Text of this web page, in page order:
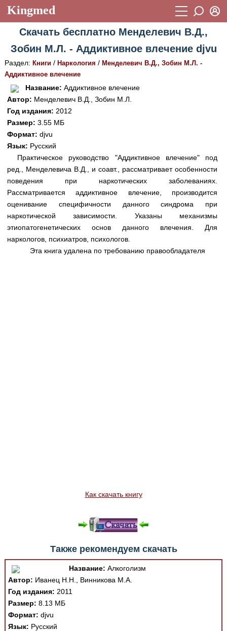
Kingmed
Учебный материал
Видеогалерея 899
Фотогалерея (1906)
Истории болезней
Лекции и презентации
Аккредитационные тесты
Методические рекомендации
Научно-популярное
Статьи
(244)
Медицинская стандартизация
Нормативы экстренной и неотложной помощи
Пароль
Восстановить пароль
Регистрация
Скачать бесплатно Менделевич В.Д.,
Зобин М.Л. - Аддиктивное влечение djvu
Раздел: Книги/ Наркология / Менделевич В.Д., Зобин М.Л. -
Аддиктивное влечение
Название: Аддиктивное влечение
Автор: Менделевич В.Д., Зобин М.Л.
Год издания: 2012
Размер: 3.55 МБ
Формат: djvu
Язык: Русский
Практическое руководство "Аддиктивное влечение" под
ред., Менделевича В.Д., и соавт., рассматривает особенности
поведения при наркотических заболеваниях.
Рассматривается аддиктивное влечение, производится
оценивание специфичности данного синдрома при
наркотической зависимости. Указаны механизмы
этиопатогенетических основ данного влечения. Для
наркологов, психиатров, психологов.
Эта книга удалена по требованию правообладателя
Как скачать книгу
Также рекомендуем скачать
Название: Алкоголизм
Автор: Иванец Н.Н., Винникова М.А.
Год издания: 2011
Размер: 8.13 МБ
Формат: djvu
Язык: Русский